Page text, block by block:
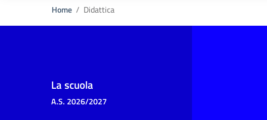
Home Didattica
La scuola
A.S. 2026/2027